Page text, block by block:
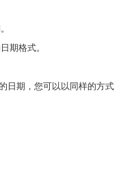
期格式。
日期，您可以以同样的方式